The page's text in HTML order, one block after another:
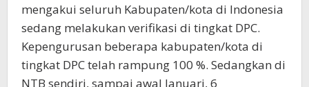
mengakui seluruh Kabupaten/kota di Indonesia
sedang melakukan verifikasi di tingkat DPC.
Kepengurusan beberapa kabupaten/kota di
tingkat DPC telah rampung 100 %. Sedangkan di
NTB sendiri, sampai awal Januari, 6